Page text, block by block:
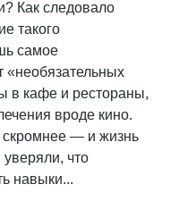
Как следовало
такого
самое
«необязательных
в кафе и рестораны,
вроде кино.
скромнее — и жизнь
что
навыки...